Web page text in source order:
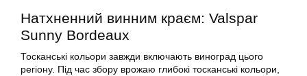
Натхненний винним краєм: Valspar
Sunny Bordeaux
Тосканські кольори завжди включають виноград цього
регіону. Під час збору врожаю глибокі тосканські кольори,